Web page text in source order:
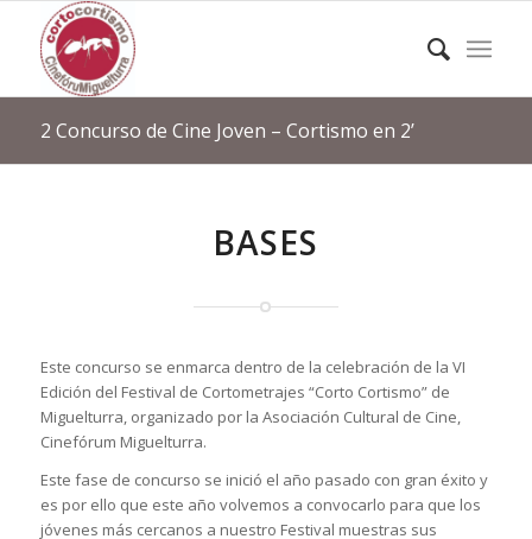
2 Concurso de Cine Joven – Cortismo en 2’
BASES
Este concurso se enmarca dentro de la celebración de la VI
Edición del Festival de Cortometrajes “Corto Cortismo” de
Miguelturra, organizado por la Asociación Cultural de Cine,
Cinefórum Miguelturra.
Este fase de concurso se inició el año pasado con gran éxito y
es por ello que este año volvemos a convocarlo para que los
jóvenes más cercanos a nuestro Festival muestras sus